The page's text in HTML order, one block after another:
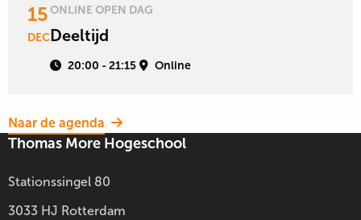
15
DEC
ONLINE OPEN DAG
Deeltijd
20:00 - 21:15 Online
Lees
meer
Naar de agenda
Thomas More Hogeschool
Stationssingel 80
3033 HJ Rotterdam